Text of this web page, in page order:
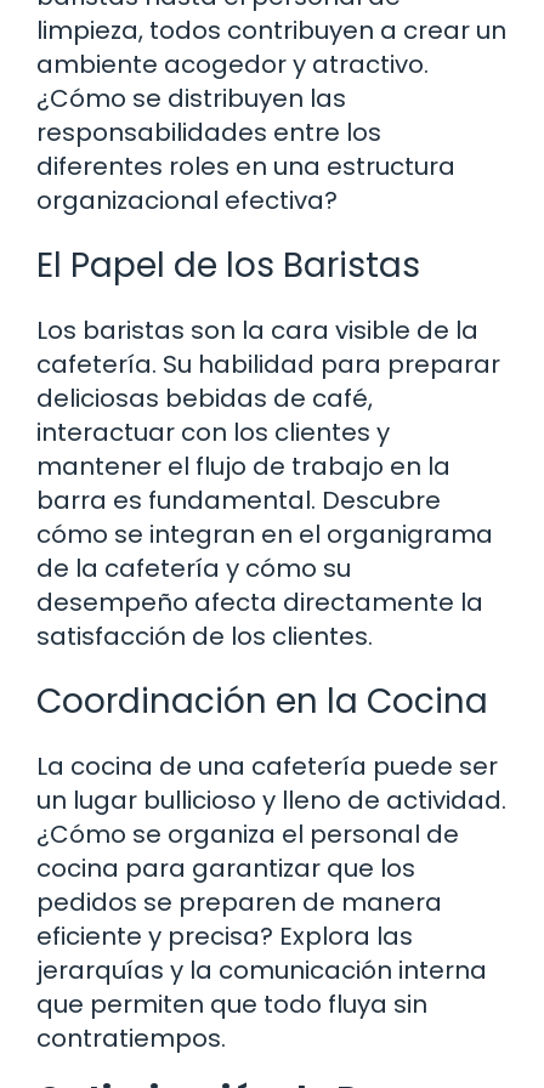
limpieza, todos contribuyen a crear un
ambiente acogedor y atractivo.
¿Cómo se distribuyen las
responsabilidades entre los
diferentes roles en una estructura
organizacional efectiva?
El Papel de los Baristas
Los baristas son la cara visible de la
cafetería. Su habilidad para preparar
deliciosas bebidas de café,
interactuar con los clientes y
mantener el flujo de trabajo en la
barra es fundamental. Descubre
cómo se integran en el organigrama
de la cafetería y cómo su
desempeño afecta directamente la
satisfacción de los clientes.
Coordinación en la Cocina
La cocina de una cafetería puede ser
un lugar bullicioso y lleno de actividad.
¿Cómo se organiza el personal de
cocina para garantizar que los
pedidos se preparen de manera
eficiente y precisa? Explora las
jerarquías y la comunicación interna
que permiten que todo fluya sin
contratiempos.